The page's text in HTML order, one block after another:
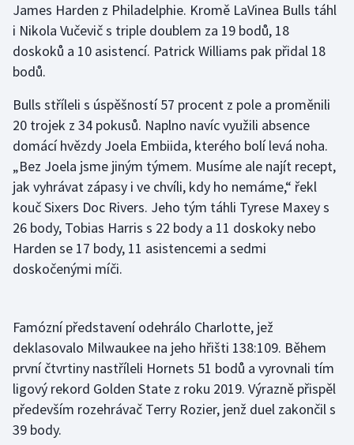
Short track
Sportovní střelba
Stolní tenis
Triatlon
Veslování
Vodní slalom
Volejbal
James Harden z Philadelphie. Kromě LaVinea Bulls táhl
i Nikola Vučevič s triple doublem za 19 bodů, 18
doskoků a 10 asistencí. Patrick Williams pak přidal 18
bodů.
Bulls stříleli s úspěšností 57 procent z pole a proměnili
20 trojek z 34 pokusů. Naplno navíc využili absence
domácí hvězdy Joela Embiida, kterého bolí levá noha.
„Bez Joela jsme jiným týmem. Musíme ale najít recept,
jak vyhrávat zápasy i ve chvíli, kdy ho nemáme,“ řekl
kouč Sixers Doc Rivers. Jeho tým táhli Tyrese Maxey s
26 body, Tobias Harris s 22 body a 11 doskoky nebo
Harden se 17 body, 11 asistencemi a sedmi
doskočenými míči.
Famózní představení odehrálo Charlotte, jež
deklasovalo Milwaukee na jeho hřišti 138:109. Během
první čtvrtiny nastříleli Hornets 51 bodů a vyrovnali tím
ligový rekord Golden State z roku 2019. Výrazně přispěl
především rozehrávač Terry Rozier, jenž duel zakončil s
39 body.